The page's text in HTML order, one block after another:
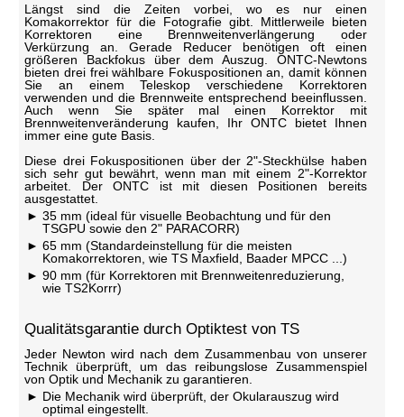
Längst sind die Zeiten vorbei, wo es nur einen
Komakorrektor für die Fotografie gibt. Mittlerweile bieten
Korrektoren eine Brennweitenverlängerung oder
Verkürzung an. Gerade Reducer benötigen oft einen
größeren Backfokus über dem Auszug. ONTC-Newtons
bieten drei frei wählbare Fokuspositionen an, damit können
Sie an einem Teleskop verschiedene Korrektoren
verwenden und die Brennweite entsprechend beeinflussen.
Auch wenn Sie später mal einen Korrektor mit
Brennweitenveränderung kaufen, Ihr ONTC bietet Ihnen
immer eine gute Basis.
Diese drei Fokuspositionen über der 2"-Steckhülse haben
sich sehr gut bewährt, wenn man mit einem 2"-Korrektor
arbeitet. Der ONTC ist mit diesen Positionen bereits
ausgestattet.
35 mm (ideal für visuelle Beobachtung und für den
TSGPU sowie den 2" PARACORR)
65 mm (Standardeinstellung für die meisten
Komakorrektoren, wie TS Maxfield, Baader MPCC ...)
90 mm (für Korrektoren mit Brennweitenreduzierung,
wie TS2Korrr)
Qualitätsgarantie durch Optiktest von TS
Jeder Newton wird nach dem Zusammenbau von unserer
Technik überprüft, um das reibungslose Zusammenspiel
von Optik und Mechanik zu garantieren.
Die Mechanik wird überprüft, der Okularauszug wird
optimal eingestellt.